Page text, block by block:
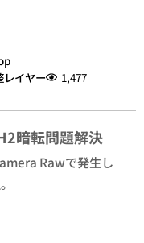
レイヤー 1,477
暗転問題解決
Rawで発生し